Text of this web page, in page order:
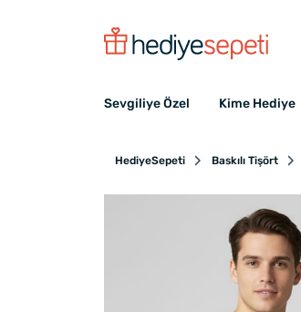
Sevgiliye Özel Kime Hediye
HediyeSepeti Baskılı Tişört